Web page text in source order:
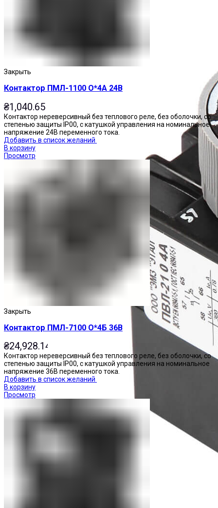
Закрыть
Контактор ПМЛ-1100 О*4А 24В
₴1,040.65
Контактор нереверсивный без теплового реле, без оболочки, со
степенью защиты IP00, с катушкой управления на номинальное
напряжение 24В переменного тока.
Добавить в список желаний
В корзину
Просмотр
Закрыть
Контактор ПМЛ-7100 О*4Б 36В
₴24,928.14
Контактор нереверсивный без теплового реле, без оболочки, со
степенью защиты IP00, с катушкой управления на номинальное
напряжение 36В переменного тока.
Добавить в список желаний
В корзину
Просмотр